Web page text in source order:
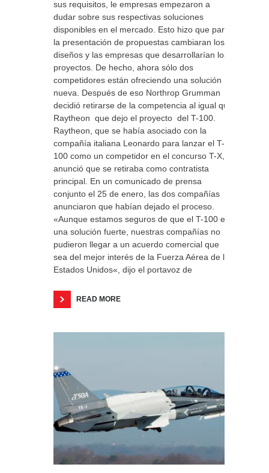
sus requisitos, le empresas empezaron a
dudar sobre sus respectivas soluciones
disponibles en el mercado. Esto hizo que para
la presentación de propuestas cambiaran los
diseños y las empresas que desarrollarían los
proyectos. De hecho, ahora sólo dos
competidores están ofreciendo una solución
nueva. Después de eso Northrop Grumman
decidió retirarse de la competencia al igual que
Raytheon que dejo el proyecto del T-100.
Raytheon, que se había asociado con la
compañía italiana Leonardo para lanzar el T-
100 como un competidor en el concurso T-X,
anunció que se retiraba como contratista
principal. En un comunicado de prensa
conjunto el 25 de enero, las dos compañías
anunciaron que habían dejado el proceso.
«Aunque estamos seguros de que el T-100 es
una solución fuerte, nuestras compañías no
pudieron llegar a un acuerdo comercial que
sea del mejor interés de la Fuerza Aérea de los
Estados Unidos«, dijo el portavoz de
READ MORE